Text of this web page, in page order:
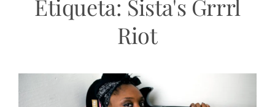
Etiqueta: Sista's Grrrl
Riot